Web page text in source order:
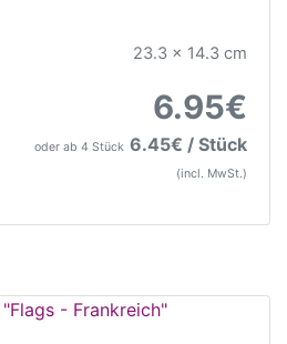
23.3 x 14.3 cm
6.95€
oder ab 4 Stück 6.45€ / Stück
(incl. MwSt.)